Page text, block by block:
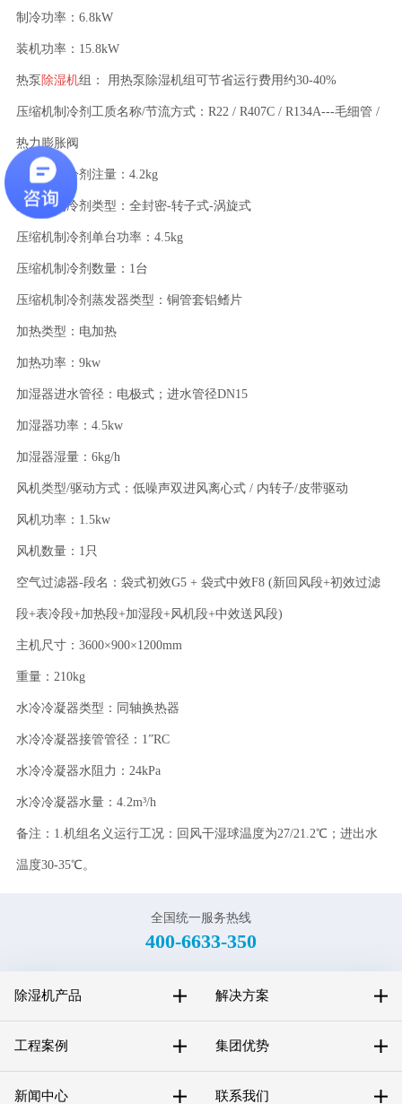
制冷功率：6.8kW
装机功率：15.8kW
热泵 除湿机组： 用热泵除湿机组可节省运行费用约30-40%
压缩机制冷剂工质名称/节流方式：R22 / R407C / R134A---毛细管 /
热力膨胀阀
压缩机制冷剂注量：4.2kg
压缩机制冷剂类型：全封密-转子式-涡旋式
压缩机制冷剂单台功率：4.5kg
压缩机制冷剂数量：1台
压缩机制冷剂蒸发器类型：铜管套铝鳍片
加热类型：电加热
加热功率：9kw
加湿器进水管径：电极式；进水管径DN15
加湿器功率：4.5kw
加湿器湿量：6kg/h
风机类型/驱动方式：低噪声双进风离心式 / 内转子/皮带驱动
风机功率：1.5kw
风机数量：1只
空气过滤器-段名：袋式初效G5 + 袋式中效F8 (新回风段+初效过滤
段+表冷段+加热段+加湿段+风机段+中效送风段)
主机尺寸：3600×900×1200mm
重量：210kg
水冷冷凝器类型：同轴换热器
水冷冷凝器接管管径：1”RC
水冷冷凝器水阻力：24kPa
水冷冷凝器水量：4.2m³/h
备注：1.机组名义运行工况：回风干湿球温度为27/21.2℃；进出水
温度30-35℃。
全国统一服务热线
400-6633-350
除湿机产品 解决方案
工程案例 集团优势
新闻中心 联系我们